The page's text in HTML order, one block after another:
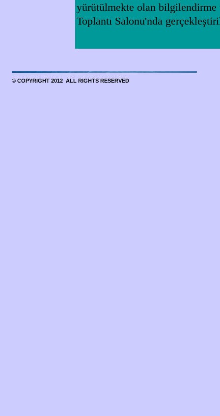
yürütülmekte olan bilgilendirme
Toplantı Salonu'nda
© COPYRIGHT 2012 ALL RIGHTS RESERVED